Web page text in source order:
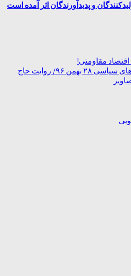
و پدیدآورندگان اثر آمده است
عناوین روزنامه‌های سیاسی ۲۸ بهمن ۹۶/ روایت حاج